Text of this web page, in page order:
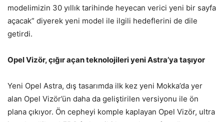
modelimizin 30 yıllık tarihinde heyecan verici yeni bir sayfa
açacak” diyerek yeni model ile ilgili hedeflerini de dile
getirdi.
Opel Vizör, çığır açan teknolojileri yeni Astra’ya taşıyor
Yeni Opel Astra, dış tasarımda ilk kez yeni Mokka’da yer
alan Opel Vizör’ün daha da geliştirilen versiyonu ile ön
plana çıkıyor. Ön cepheyi komple kaplayan Opel Vizör, ultra